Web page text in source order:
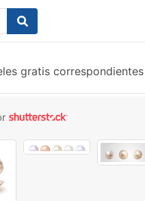
gratis correspondientes